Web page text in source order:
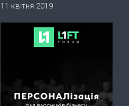
11 квітня 2019